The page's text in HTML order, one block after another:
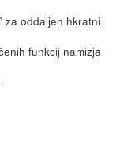
za oddaljen hkratni
funkcij namizja